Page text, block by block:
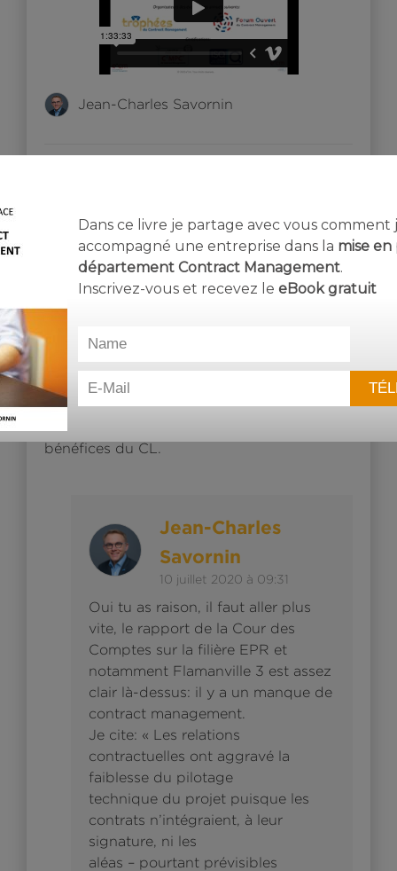
Jean-Charles Savornin
Leclerc
30 juin 2020 à 13:29
Tu as raison sur la culture de contract
management qui doit être déployée au sein
parle on peut s’étonner de ce changement
très/ trop lent. Je crois pour ma part qu’il
faut lancer les 3 axes (people, process et
outils) en parallèle car à ce rythme je serai à
bénéfices du CL.
Jean-Charles
Savornin
10 juillet 2020 à 09:31
Oui tu as raison, il faut aller plus
vite, le rapport de la Cour des
Comptes sur la filière EPR et
notamment Flamanville 3 est assez
clair là-dessus: il y a un manque de
contract management.
Je cite: « Les relations
contractuelles ont aggravé la
faiblesse du pilotage
technique du projet puisque les
contrats n’intégraient, à leur
signature, ni les
aléas – pourtant prévisibles
Dans ce livre je partage avec vous comment
accompagné une entreprise dans la mise en
département Contract Management.
Inscrivez-vous et recevez le eBookgratuit